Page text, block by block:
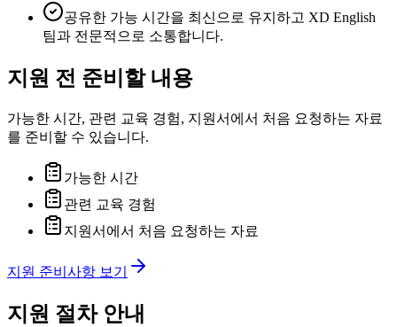
공유한 가능 시간을 최신으로 유지하고 XD English
팀과 전문적으로 소통합니다.
지원 전 준비할 내용
가능한 시간, 관련 교육 경험, 지원서에서 처음 요청하는 자료
를 준비할 수 있습니다.
가능한 시간
관련 교육 경험
지원서에서 처음 요청하는 자료
지원 준비사항 보기
지원 절차 안내